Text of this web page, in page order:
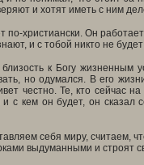
и хотят иметь с ним
христиански. Он
и с тобой никто не
к Богу жизненным
но одумался. В его
честно. Те, кто сейчас
с кем он будет, он
себя миру, считаем,
выдуманными и строят